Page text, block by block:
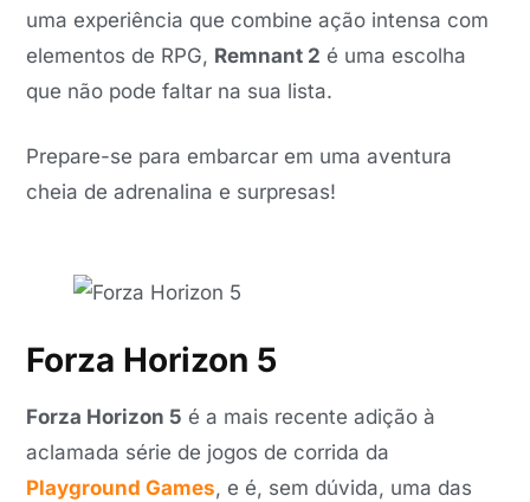
uma experiência que combine ação intensa com
elementos de RPG, Remnant 2 é uma escolha
que não pode faltar na sua lista.
Prepare-se para embarcar em uma aventura
cheia de adrenalina e surpresas!
Forza Horizon 5
Forza Horizon 5 é a mais recente adição à
aclamada série de jogos de corrida da
Playground Games, e é, sem dúvida, uma das